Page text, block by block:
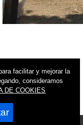
facilitar y mejorar la
consideramos
DE COOKIES